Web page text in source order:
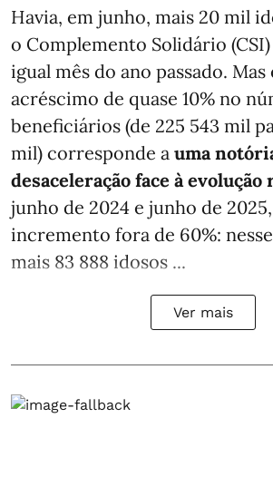
Havia, em junho, mais 20 mil
o Complemento Solidário
igual mês do ano passado. Mas
acréscimo de quase 10% no
beneficiários (de 225 543 mil
mil) corresponde a uma
desaceleração face à evolução
junho de 2024 e junho de
incremento fora de 60%:
mais 83 888 idosos ...
Ver mais